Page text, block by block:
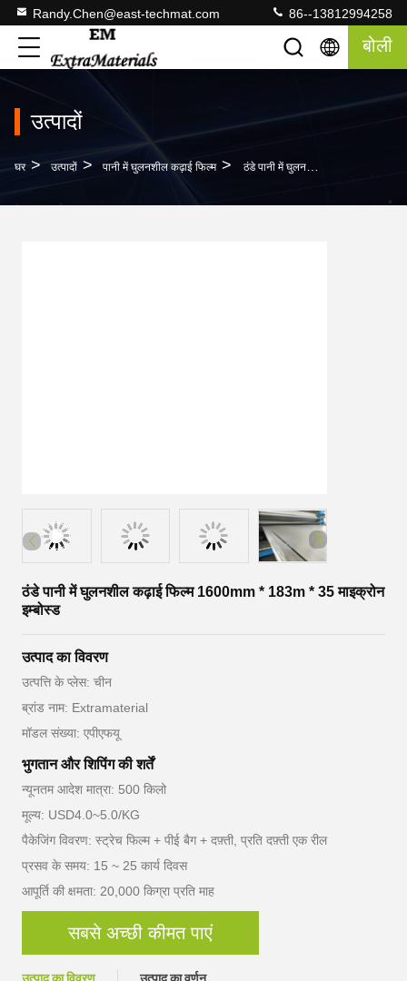
Randy.Chen@east-techmat.com 86--13812994258
बोली
उत्पादों
घर > उत्पादों > पानी में घुलनशील कढ़ाई फिल्म > ठंडे पानी में घुलनशील कढ़ाई फिल्म 1600mm * 183m * 35 माइक्रोन इम्बोस्ड
ठंडे पानी में घुलनशील कढ़ाई फिल्म 1600mm * 183m * 35 माइक्रोन
इम्बोस्ड
उत्पाद का विवरण
उत्पत्ति के प्लेस: चीन
ब्रांड नाम: Extramaterial
मॉडल संख्या: एपीएफयू
भुगतान और शिपिंग की शर्तें
न्यूनतम आदेश मात्रा: 500 किलो
मूल्य: USD4.0~5.0/KG
पैकेजिंग विवरण: स्ट्रेच फिल्म + पीई बैग + दफ़्ती, प्रति दफ़्ती एक रील
प्रसव के समय: 15 ~ 25 कार्य दिवस
आपूर्ति की क्षमता: 20,000 किग्रा प्रति माह
सबसे अच्छी कीमत पाएं